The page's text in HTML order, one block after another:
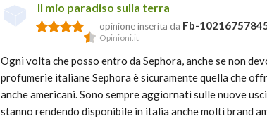
Il mio paradiso sulla terra
opinione inserita da Fb-
Opinioni.it
Ogni volta che posso entro da Sephora, anche se non
profumerie italiane Sephora è sicuramente quella che
anche americani. Sono sempre aggiornati sulle nuove
stanno rendendo disponibile in italia anche molti brand